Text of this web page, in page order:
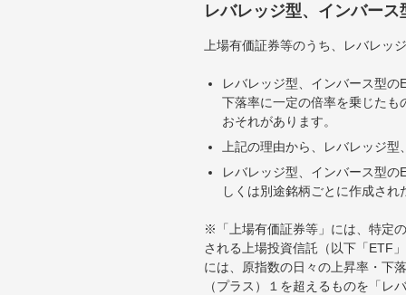
レバレッジ型、インバー
上場有価証券等のうち、レバレ
レバレッジ型、インバース型
下落率に一定の倍率を乗じた
おそれがあります。
上記の理由から、レバレッジ
レバレッジ型、インバース型
しくは別途銘柄ごとに作成さ
※「上場有価証券等」には、特定
される上場投資信託（以下「ETF
には、原指数の日々の上昇率・下
（プラス）１を超えるものを「